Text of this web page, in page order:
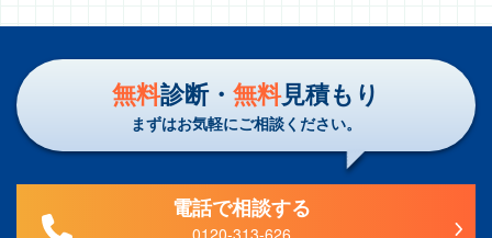
無料診断・ 無料見積もり
まずはお気軽にご相談ください。
電話で相談する